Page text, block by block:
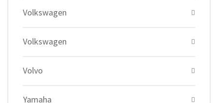
Volkswagen
Volkswagen
Volvo
Yamaha